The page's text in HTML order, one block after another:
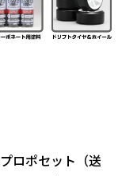
ロポセット（送